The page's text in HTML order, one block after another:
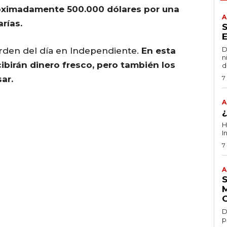
500.000 dólares por una
del día en Independiente. En esta
dinero fresco, pero también los
7
7